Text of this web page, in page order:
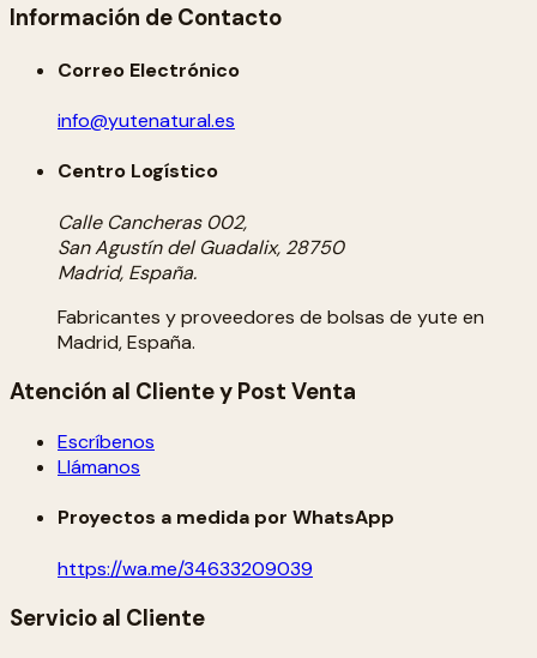
Información de Contacto
Correo Electrónico
info@yutenatural.es
Centro Logístico
Calle Cancheras 002,
San Agustín del Guadalix, 28750
Madrid, España.
Fabricantes y proveedores de bolsas de yute en
Madrid, España.
Atención al Cliente y Post Venta
Escríbenos
Llámanos
Proyectos a medida por WhatsApp
https://wa.me/34633209039
Servicio al Cliente